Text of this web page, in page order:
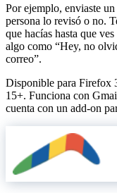
Por ejemplo, enviaste
persona lo revisó o no.
que hacías hasta que
algo como “Hey, no
correo”.
Disponible para Firefox
15+. Funciona con
cuenta con un add-on